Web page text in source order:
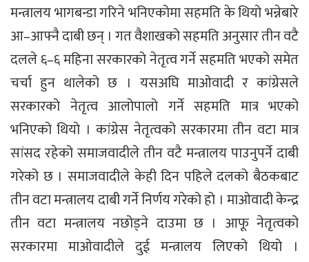
मन्त्रालय भागबन्डा गरिने भनिएकोमा सहमति के थियो भन्नेबारे
आ–आफ्नै दाबी छन् । गत वैशाखको सहमति अनुसार तीन वटै
दलले ६–६ महिना सरकारको नेतृत्व गर्ने सहमति भएको समेत
चर्चा हुन थालेको छ । यसअघि माओवादी र कांग्रेसले
सरकारको नेतृत्व आलोपालो गर्ने सहमति मात्र भएको
भनिएको थियो । कांग्रेस नेतृत्वको सरकारमा तीन वटा मात्र
सांसद रहेको समाजवादीले तीन वटै मन्त्रालय पाउनुपर्ने दाबी
गरेको छ । समाजवादीले केही दिन पहिले दलको बैठकबाट
तीन वटा मन्त्रालय दाबी गर्ने निर्णय गरेको हो । माओवादी केन्द्र
तीन वटा मन्त्रालय नछोड्ने दाउमा छ । आफू नेतृत्वको
सरकारमा माओवादीले दुई मन्त्रालय लिएको थियो ।